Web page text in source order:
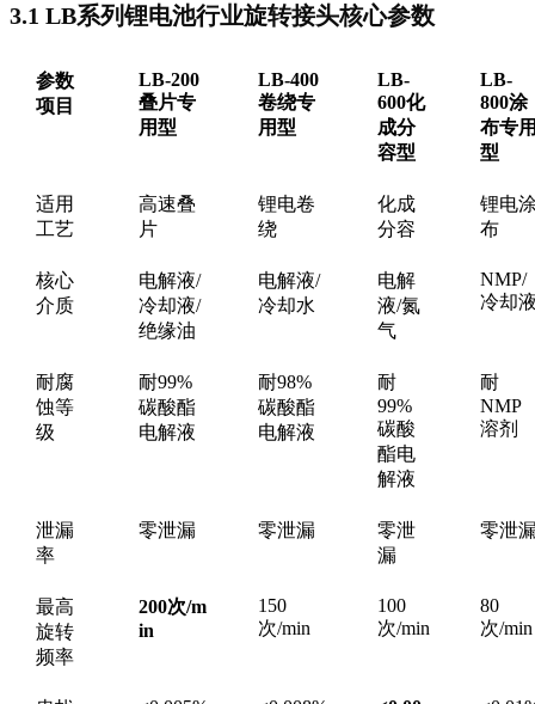
3.1 LB系列锂电池行业旋转接头核心参数
参数
项目
LB-200
叠片专
用型
LB-400
卷绕专
用型
LB-
600化
成分
容型
LB-
800涂
布专
型
适用
工艺
高速叠
片
锂电卷
绕
化成
分容
锂电
布
核心
介质
电解液/
冷却液/
绝缘油
电解液/
冷却水
电解
液/氮
气
NMP/
冷却
耐腐
蚀等
级
耐99%
碳酸酯
电解液
耐98%
碳酸酯
电解液
耐
99%
碳酸
酯电
解液
耐
NMP
溶剂
泄漏
率
零泄漏 零泄漏
零泄
漏
零泄
最高
旋转
频率
200次/m
in
150
次/min
100
次/min
80
次/min